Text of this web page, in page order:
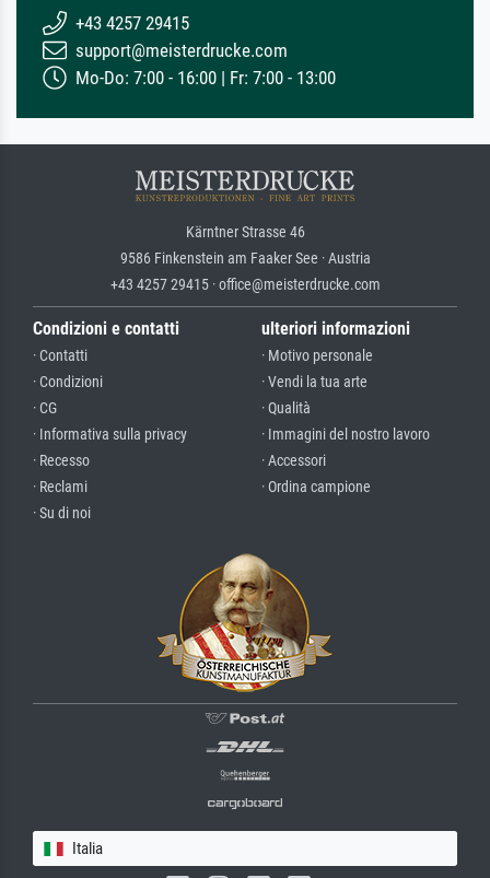
+43 4257 29415
support@meisterdrucke.com
Mo-Do: 7:00 - 16:00 | Fr: 7:00 - 13:00
Kärntner Strasse 46
9586 Finkenstein am Faaker See · Austria
+43 4257 29415 · office@meisterdrucke.com
Condizioni e contatti
· Contatti
· Condizioni
· CG
· Informativa sulla privacy
· Recesso
· Reclami
· Su di noi
ulteriori informazioni
· Motivo personale
· Vendi la tua arte
· Qualità
· Immagini del nostro lavoro
· Accessori
· Ordina campione
Italia